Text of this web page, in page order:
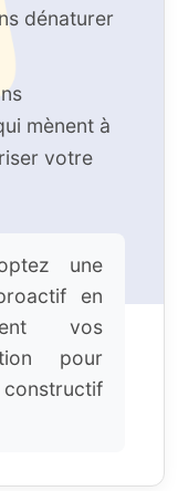
dénaturer
mènent à
votre
une
en
vos
pour